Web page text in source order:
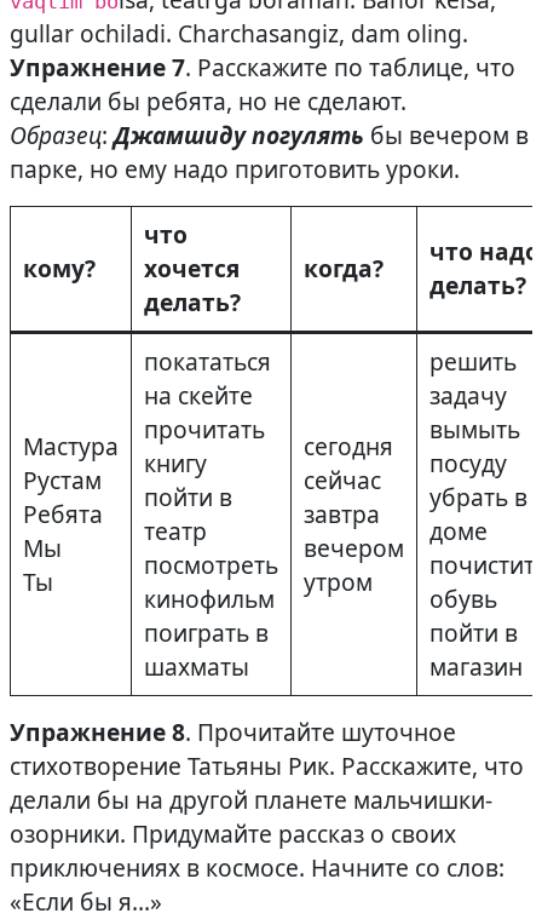
gullar ochiladi. Charchasangiz, dam oling.
Упражнение 7. Расскажите по таблице, что
сделали бы ребята, но не сделают.
Образец:Джамшиду погулять бы вечером в
парке, но ему надо приготовить уроки.
кому?
что
хочется
делать?
когда?
что надо
делать?
Мастура
Рустам
Ребята
Мы
Ты
покататься
на скейте
прочитать
книгу
пойти в
театр
посмотреть
кинофильм
поиграть в
шахматы
сегодня
сейчас
завтра
вечером
утром
решить
задачу
вымыть
посуду
убрать в
доме
обувь
пойти в
магазин
Упражнение 8. Прочитайте шуточное
стихотворение Татьяны Рик. Расскажите, что
делали бы на другой планете мальчишки-
озорники. Придумайте рассказ о своих
приключениях в космосе. Начните со слов:
«Если бы я…»